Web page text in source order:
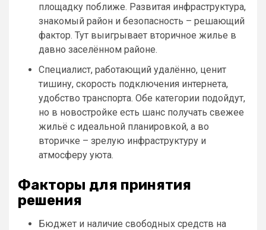
площадку поближе. Развитая инфраструктура,
знакомый район и безопасность – решающий
фактор. Тут выигрывает вторичное жилье в
давно заселённом районе.
Специалист, работающий удалённо, ценит
тишину, скорость подключения интернета,
удобство транспорта. Обе категории подойдут,
но в новостройке есть шанс получать свежее
жильё с идеальной планировкой, а во
вторичке – зрелую инфраструктуру и
атмосферу уюта.
Факторы для принятия
решения
Бюджет и наличие свободных средств на